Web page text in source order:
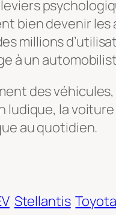
leviers
bien devenir les
millions
à un
des véhicules,
ludique, la
au quotidien.
Stellantis Toyota